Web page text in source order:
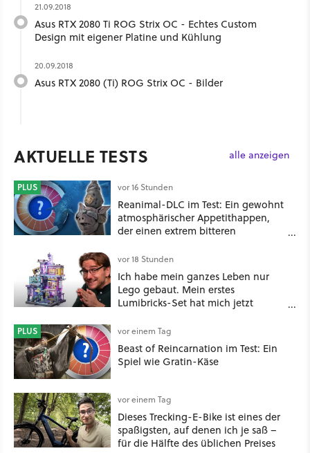
21.09.2018
Asus RTX 2080 Ti ROG Strix OC - Echtes Custom
Design mit eigener Platine und Kühlung
20.09.2018
Asus RTX 2080 (Ti) ROG Strix OC - Bilder
AKTUELLE TESTS alle anzeigen
PLUS vor 16 Stunden
Reanimal-DLC im Test: Ein gewohnt
atmosphärischer Appetithappen,
der einen extrem bitteren
vor 18 Stunden
Ich habe mein ganzes Leben nur
Lego gebaut. Mein erstes
Lumibricks-Set hat mich jetzt
Stack im Test
PLUS vor einem Tag
Beast of Reincarnation im Test: Ein
Spiel wie Gratin-Käse
vor einem Tag
Dieses Trecking-E-Bike ist eines der
spaßigsten, auf denen ich je saß –
für die Hälfte des üblichen Preises